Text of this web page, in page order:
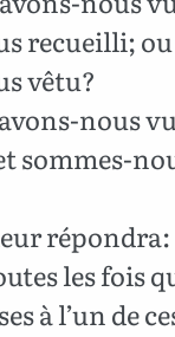
recueilli;
vêtu?
nous
sommes-
répondra:
les fois
à l’un de